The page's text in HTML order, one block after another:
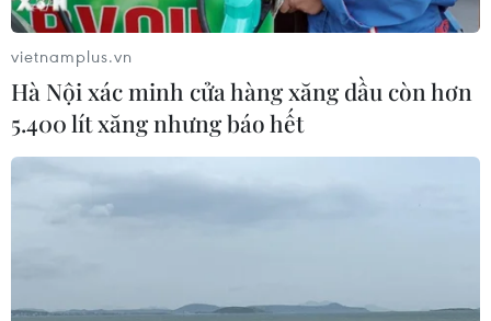
vietnamplus.vn
Hà Nội xác minh cửa hàng xăng dầu còn hơn
5.400 lít xăng nhưng báo hết